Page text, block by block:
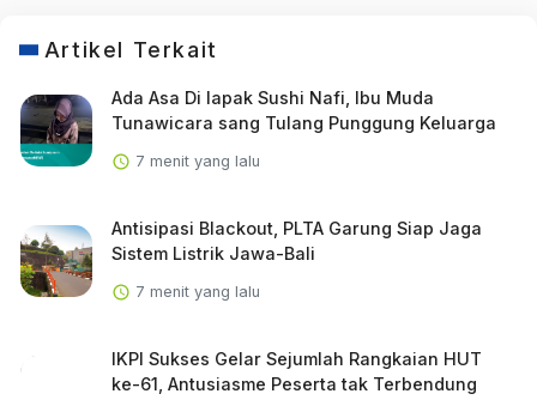
Artikel Terkait
Ada Asa Di lapak Sushi Nafi, Ibu Muda
Tunawicara sang Tulang Punggung Keluarga
7 menit yang lalu
Antisipasi Blackout, PLTA Garung Siap Jaga
Sistem Listrik Jawa-Bali
7 menit yang lalu
IKPI Sukses Gelar Sejumlah Rangkaian HUT
ke-61, Antusiasme Peserta tak Terbendung